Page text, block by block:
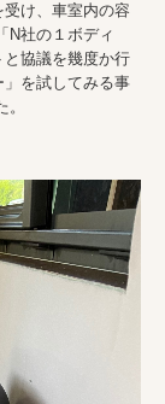
け、車室内の容
N社の１ボディ
協議を幾度か行
を試してみる事